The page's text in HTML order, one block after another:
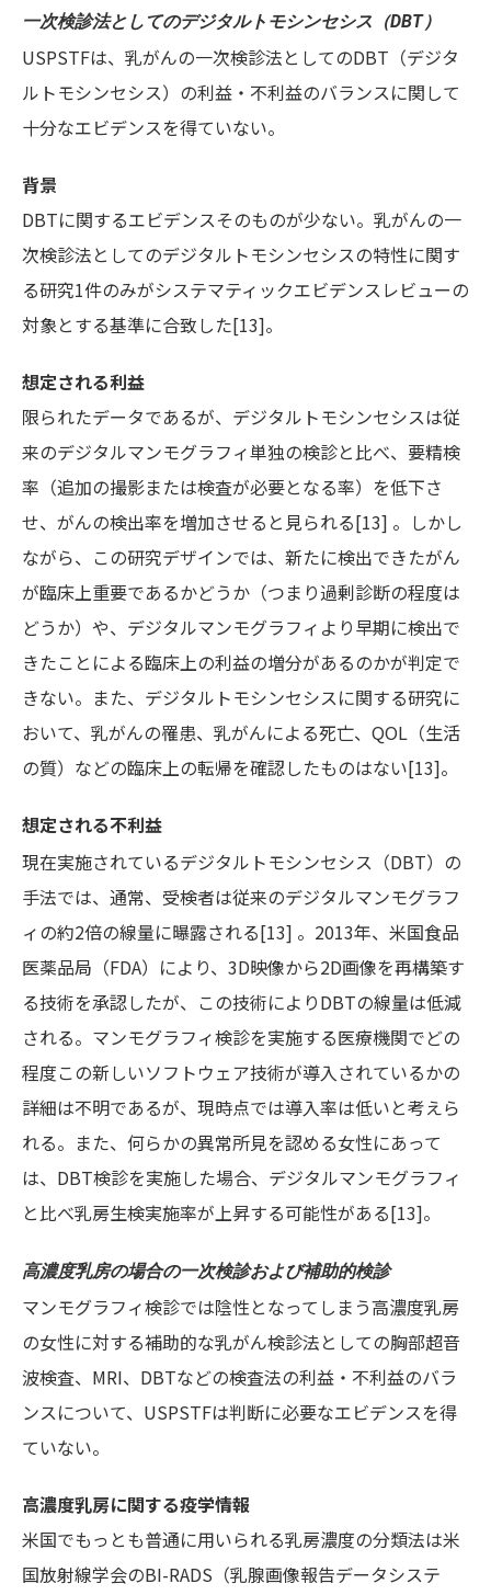
一次検診法としてのデジタルトモシンセシス（DBT）
USPSTFは、乳がんの一次検診法としてのDBT（デジタ
ルトモシンセシス）の利益・不利益のバランスに関して
十分なエビデンスを得ていない。
背景
DBTに関するエビデンスそのものが少ない。乳がんの一
次検診法としてのデジタルトモシンセシスの特性に関す
る研究1件のみがシステマティックエビデンスレビューの
対象とする基準に合致した[13]。
想定される利益
限られたデータであるが、デジタルトモシンセシスは従
来のデジタルマンモグラフィ単独の検診と比べ、要精検
率（追加の撮影または検査が必要となる率）を低下さ
せ、がんの検出率を増加させると見られる[13] 。しかし
ながら、この研究デザインでは、新たに検出できたがん
が臨床上重要であるかどうか（つまり過剰診断の程度は
どうか）や、デジタルマンモグラフィより早期に検出で
きたことによる臨床上の利益の増分があるのかが判定で
きない。また、デジタルトモシンセシスに関する研究に
おいて、乳がんの罹患、乳がんによる死亡、QOL（生活
の質）などの臨床上の転帰を確認したものはない[13]。
想定される不利益
現在実施されているデジタルトモシンセシス（DBT）の
手法では、通常、受検者は従来のデジタルマンモグラフ
ィの約2倍の線量に曝露される[13] 。2013年、米国食品
医薬品局（FDA）により、3D映像から2D画像を再構築す
る技術を承認したが、この技術によりDBTの線量は低減
される。マンモグラフィ検診を実施する医療機関でどの
程度この新しいソフトウェア技術が導入されているかの
詳細は不明であるが、現時点では導入率は低いと考えら
れる。また、何らかの異常所見を認める女性にあって
は、DBT検診を実施した場合、デジタルマンモグラフィ
と比べ乳房生検実施率が上昇する可能性がある[13]。
高濃度乳房の場合の一次検診および補助的検診
マンモグラフィ検診では陰性となってしまう高濃度乳房
の女性に対する補助的な乳がん検診法としての胸部超音
波検査、MRI、DBTなどの検査法の利益・不利益のバラ
ンスについて、USPSTFは判断に必要なエビデンスを得
ていない。
高濃度乳房に関する疫学情報
米国でもっとも普通に用いられる乳房濃度の分類法は米
国放射線学会のBI-RADS（乳腺画像報告データシステ